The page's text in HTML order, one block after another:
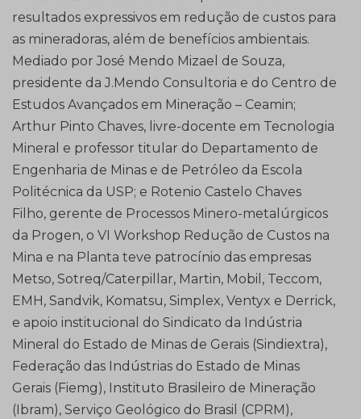
resultados expressivos em redução de custos para
as mineradoras, além de benefícios ambientais.
Mediado por José Mendo Mizael de Souza,
presidente da J.Mendo Consultoria e do Centro de
Estudos Avançados em Mineração – Ceamin;
Arthur Pinto Chaves, livre-docente em Tecnologia
Mineral e professor titular do Departamento de
Engenharia de Minas e de Petróleo da Escola
Politécnica da USP; e Rotenio Castelo Chaves
Filho, gerente de Processos Minero-metalúrgicos
da Progen, o VI Workshop Redução de Custos na
Mina e na Planta teve patrocínio das empresas
Metso, Sotreq/Caterpillar, Martin, Mobil, Teccom,
EMH, Sandvik, Komatsu, Simplex, Ventyx e Derrick,
e apoio institucional do Sindicato da Indústria
Mineral do Estado de Minas de Gerais (Sindiextra),
Federação das Indústrias do Estado de Minas
Gerais (Fiemg), Instituto Brasileiro de Mineração
(Ibram), Serviço Geológico do Brasil (CPRM),